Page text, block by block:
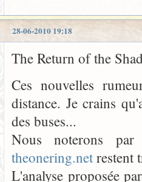
28-06-2010 19:18
The Return of the
Ces nouvelles
distance. Je crains
des buses...
Nous noterons par
theonering.netrestent
L'analyse proposée